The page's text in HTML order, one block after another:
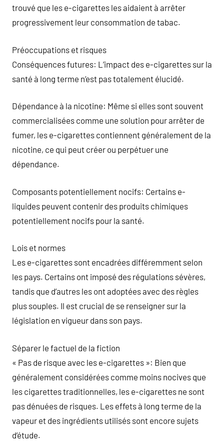
trouvé que les e-cigarettes les aidaient à arrêter
progressivement leur consommation de tabac.
Préoccupations et risques
Conséquences futures: L’impact des e-cigarettes sur la
santé à long terme n’est pas totalement élucidé.
Dépendance à la nicotine: Même si elles sont souvent
commercialisées comme une solution pour arrêter de
fumer, les e-cigarettes contiennent généralement de la
nicotine, ce qui peut créer ou perpétuer une
dépendance.
Composants potentiellement nocifs: Certains e-
liquides peuvent contenir des produits chimiques
potentiellement nocifs pour la santé.
Lois et normes
Les e-cigarettes sont encadrées différemment selon
les pays. Certains ont imposé des régulations sévères,
tandis que d’autres les ont adoptées avec des règles
plus souples. Il est crucial de se renseigner sur la
législation en vigueur dans son pays.
Séparer le factuel de la fiction
« Pas de risque avec les e-cigarettes »: Bien que
généralement considérées comme moins nocives que
les cigarettes traditionnelles, les e-cigarettes ne sont
pas dénuées de risques. Les effets à long terme de la
vapeur et des ingrédients utilisés sont encore sujets
d’étude.